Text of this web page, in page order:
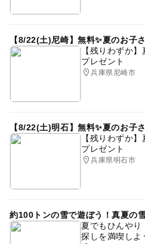
【8/22(土)尼崎】無料✨夏のお子
【残りわずか
プレゼント
兵庫県尼崎市
【8/22(土)明石】無料✨夏のお子
【残りわずか
プレゼント
兵庫県明石市
約100トンの雪で遊ぼう！真夏の
夏でもひんやり
探しを満喫しよ